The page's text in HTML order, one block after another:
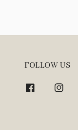
FOLLOW US